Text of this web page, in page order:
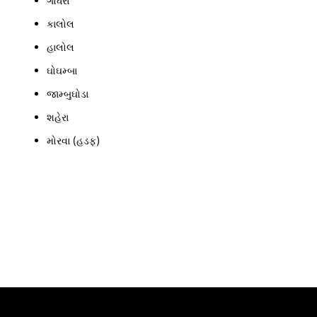
કાલોલ
હાલોલ
ઘોઘમ્બા
જામ્બુઘોડા
શહેરા
મોરવા (હડફ)